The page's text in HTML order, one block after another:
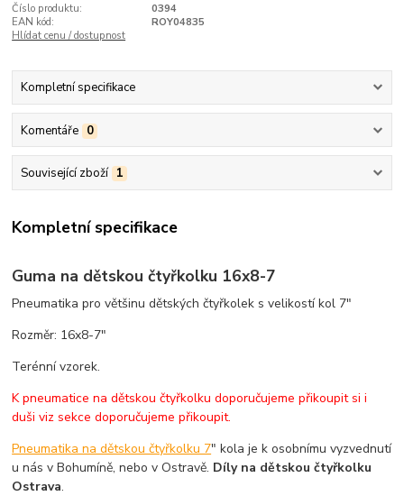
Číslo produktu:
0394
EAN kód:
ROY04835
Hlídat cenu / dostupnost
Kompletní specifikace
Komentáře 0
Související zboží 1
Kompletní specifikace
Guma na dětskou čtyřkolku 16x8-7
Pneumatika pro většinu dětských čtyřkolek s velikostí kol 7"
Rozměr: 16x8-7"
Terénní vzorek.
K pneumatice na dětskou čtyřkolku doporučujeme přikoupit si i
duši viz sekce doporučujeme přikoupit.
Pneumatika na dětskou čtyřkolku 7" kola je k osobnímu vyzvednutí
u nás v Bohumíně, nebo v Ostravě. Díly na dětskou čtyřkolku
Ostrava.